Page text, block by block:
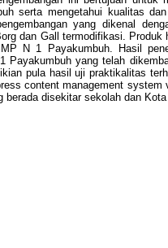
serta mengetahui kualitas
yang dikenal
dan Gall termodifikasi.
N 1 Payakumbuh. Hasil
yang telah
pula hasil uji praktikalitas
content management
disekitar sekolah dan